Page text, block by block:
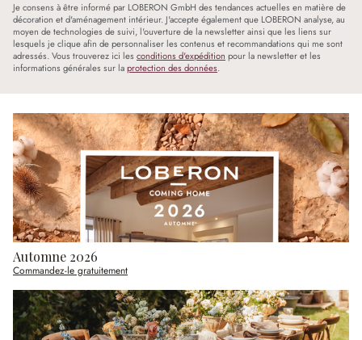
Je consens à être informé par LOBERON GmbH des tendances actuelles en matière de
décoration et d'aménagement intérieur. J'accepte également que LOBERON analyse, au
moyen de technologies de suivi, l'ouverture de la newsletter ainsi que les liens sur
lesquels je clique afin de personnaliser les contenus et recommandations qui me sont
adressés. Vous trouverez ici les conditions d'expédition pour la newsletter et les
informations générales sur laprotection des données.
Automne 2026
Commandez-le gratuitement